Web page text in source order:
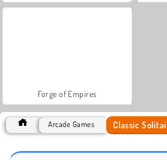
Forge of Empires
Arcade Games Classic